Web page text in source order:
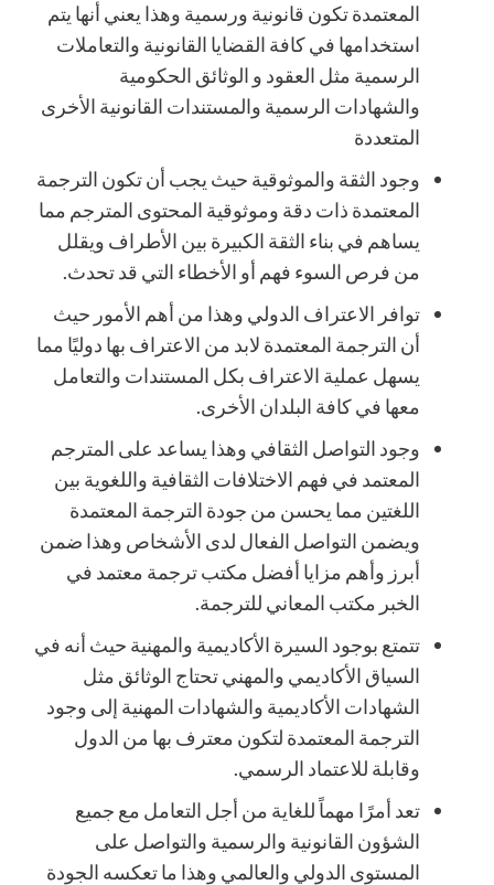
المعتمدة تكون قانونية ورسمية وهذا يعني أنها يتم
استخدامها في كافة القضايا القانونية والتعاملات
الرسمية مثل العقود و الوثائق الحكومية
والشهادات الرسمية والمستندات القانونية الأخرى
المتعددة
وجود الثقة والموثوقية حيث يجب أن تكون الترجمة
المعتمدة ذات دقة وموثوقية المحتوى المترجم مما
يساهم في بناء الثقة الكبيرة بين الأطراف ويقلل
من فرص السوء فهم أو الأخطاء التي قد تحدث.
توافر الاعتراف الدولي وهذا من أهم الأمور حيث
أن الترجمة المعتمدة لابد من الاعتراف بها دوليًا مما
يسهل عملية الاعتراف بكل المستندات والتعامل
معها في كافة البلدان الأخرى.
وجود التواصل الثقافي وهذا يساعد على المترجم
المعتمد في فهم الاختلافات الثقافية واللغوية بين
اللغتين مما يحسن من جودة الترجمة المعتمدة
ويضمن التواصل الفعال لدى الأشخاص وهذا ضمن
أبرز وأهم مزايا أفضل مكتب ترجمة معتمد في
الخبر مكتب المعاني للترجمة.
تتمتع بوجود السيرة الأكاديمية والمهنية حيث أنه في
السياق الأكاديمي والمهني تحتاج الوثائق مثل
الشهادات الأكاديمية والشهادات المهنية إلى وجود
الترجمة المعتمدة لتكون معترف بها من الدول
وقابلة للاعتماد الرسمي.
تعد أمرًا مهماً للغاية من أجل التعامل مع جميع
الشؤون القانونية والرسمية والتواصل على
المستوى الدولي والعالمي وهذا ما تعكسه الجودة